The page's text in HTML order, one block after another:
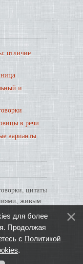
отличие
и
в речи
варианты
цитаты
живым
для более
Продолжая
с Политикой
.